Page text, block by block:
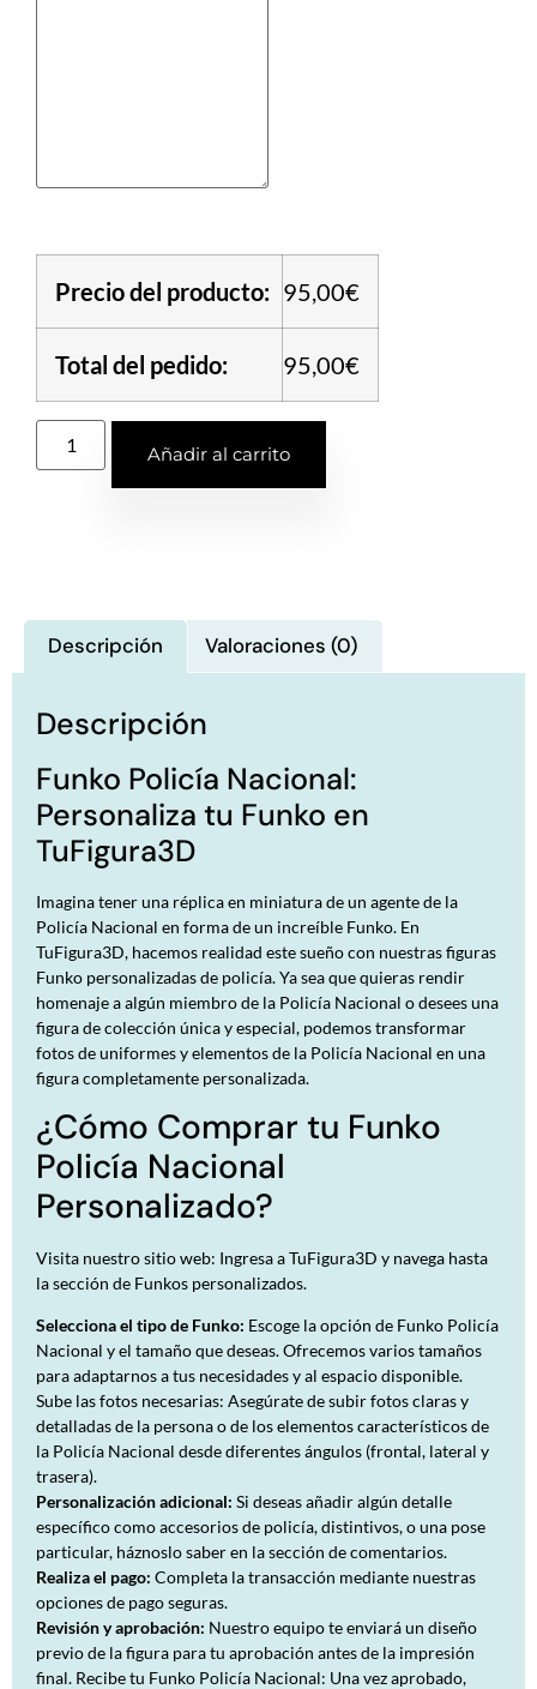
Precio del producto: 95,00€
Total del pedido: 95,00€
Añadir al carrito
Descripción Valoraciones (0)
Descripción
Funko Policía Nacional:
Personaliza tu Funko en
TuFigura3D
Imagina tener una réplica en miniatura de un agente de la
Policía Nacional en forma de un increíble Funko. En
TuFigura3D, hacemos realidad este sueño con nuestras figuras
Funko personalizadas de policía. Ya sea que quieras rendir
homenaje a algún miembro de la Policía Nacional o desees una
figura de colección única y especial, podemos transformar
fotos de uniformes y elementos de la Policía Nacional en una
figura completamente personalizada.
¿Cómo Comprar tu Funko
Policía Nacional
Personalizado?
Visita nuestro sitio web: Ingresa aTuFigura3D y navega hasta
la sección de Funkos personalizados.
Selecciona el tipo de Funko: Escoge la opción de Funko Policía
Nacional y el tamaño que deseas. Ofrecemos varios tamaños
para adaptarnos a tus necesidades y al espacio disponible.
Sube las fotos necesarias: Asegúrate de subir fotos claras y
detalladas de la persona o de los elementos característicos de
la Policía Nacional desde diferentes ángulos (frontal, lateral y
trasera).
Personalización adicional: Si deseas añadir algún detalle
específico como accesorios de policía, distintivos, o una pose
particular, háznoslo saber en la sección de comentarios.
Realiza el pago: Completa la transacción mediante nuestras
opciones de pago seguras.
Revisión y aprobación: Nuestro equipo te enviará un diseño
previo de la figura para tu aprobación antes de la impresión
final. Recibe tu Funko Policía Nacional: Una vez aprobado,